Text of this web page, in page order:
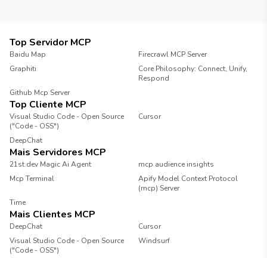
Top Servidor MCP
Baidu Map
Firecrawl MCP Server
Graphiti
Core Philosophy: Connect, Unify,
Respond
Github Mcp Server
Top Cliente MCP
Visual Studio Code - Open Source
("Code - OSS")
Cursor
DeepChat
Mais Servidores MCP
21st.dev Magic Ai Agent
mcp audience insights
Mcp Terminal
Apify Model Context Protocol
(mcp) Server
Time
Mais Clientes MCP
DeepChat
Cursor
Visual Studio Code - Open Source
("Code - OSS")
Windsurf